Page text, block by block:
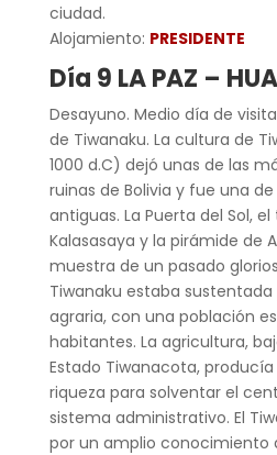
ciudad.
Alojamiento: PRESIDENTE
Día 9 LA PAZ –
Desayuno. Medio día de
de Tiwanaku. La cultura de
1000 d.C) dejó unas de las
ruinas de Bolivia y fue una
antiguas. La Puerta del Sol,
Kalasasaya y la pirámide de
muestra de un pasado
Tiwanaku estaba
agraria, con una población
habitantes. La agricultura,
Estado Tiwanacota,
riqueza para solventar el
sistema administrativo. El
por un amplio conocimiento